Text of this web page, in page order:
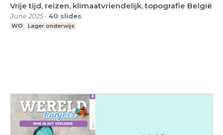
Vrije tijd, reizen, klimaatvriendelijk, topografie België
June 2025- 40 slides
WO Lager onderwijs